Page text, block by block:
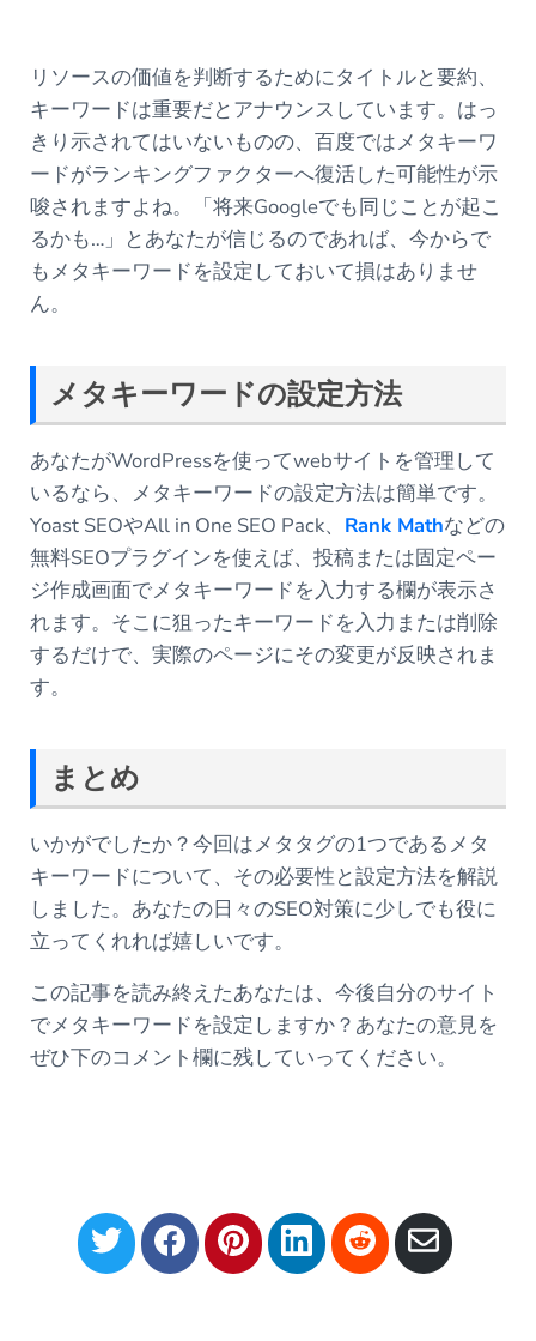
リソースの価値を判断するためにタイトルと要約、
キーワードは重要だとアナウンスしています。はっ
きり示されてはいないものの、百度ではメタキーワ
ードがランキングファクターへ復活した可能性が示
唆されますよね。「将来Googleでも同じことが起こ
るかも…」とあなたが信じるのであれば、今からで
もメタキーワードを設定しておいて損はありませ
ん。
メタキーワードの設定方法
あなたがWordPressを使ってwebサイトを管理して
いるなら、メタキーワードの設定方法は簡単です。
Yoast SEOやAll in One SEO Pack、 Rank Mathなどの
無料SEOプラグインを使えば、投稿または固定ペー
ジ作成画面でメタキーワードを入力する欄が表示さ
れます。そこに狙ったキーワードを入力または削除
するだけで、実際のページにその変更が反映されま
す。
まとめ
いかがでしたか？今回はメタタグの1つであるメタ
キーワードについて、その必要性と設定方法を解説
しました。あなたの日々のSEO対策に少しでも役に
立ってくれれば嬉しいです。
この記事を読み終えたあなたは、今後自分のサイト
でメタキーワードを設定しますか？あなたの意見を
ぜひ下のコメント欄に残していってください。
S
h
S
h
S
h
S
h
S
h
S
h